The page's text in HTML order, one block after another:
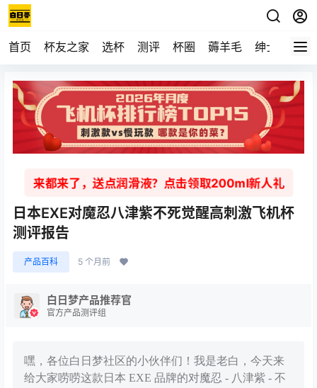
首页 杯友之家 选杯 测评 杯圈 薅羊毛 绅士 视频
来都来了，送点润滑液？点击领取200ml新人礼
日本EXE对魔忍八津紫不死觉醒高刺激飞机杯
测评报告
产品百科 5 个月前
白日梦产品推荐官
官方产品测评组
嘿，各位白日梦社区的小伙伴们！我是老白，今天来
给大家唠唠这款日本 EXE 品牌的对魔忍 - 八津紫 - 不